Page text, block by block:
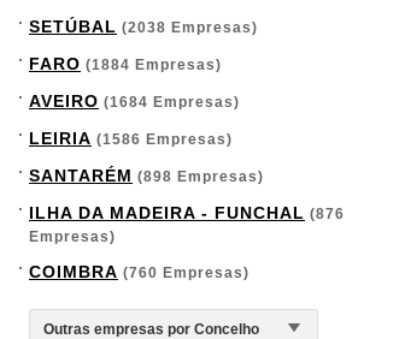
SETÚBAL (2038 Empresas)
FARO (1884 Empresas)
AVEIRO (1684 Empresas)
LEIRIA (1586 Empresas)
SANTARÉM (898 Empresas)
ILHA DA MADEIRA - FUNCHAL (876
Empresas)
COIMBRA (760 Empresas)